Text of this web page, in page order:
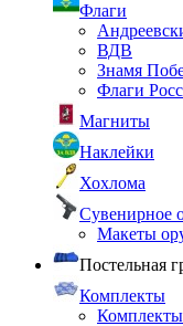
Флаги
ВДВ
Знамя
Флаги
Магниты
Наклейки
Хохлома
Сувенирное
Макеты
Постельная
Комплекты
Комплекты